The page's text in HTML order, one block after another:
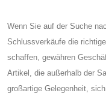
Wenn Sie auf der Suche
Schlussverkäufe die
schaffen, gewähren
Artikel, die außerhalb der
großartige Gelegenheit,